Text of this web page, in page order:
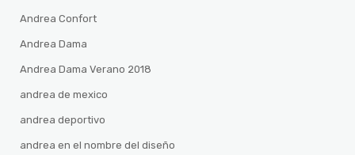
Andrea Confort
Andrea Dama
Andrea Dama Verano 2018
andrea de mexico
andrea deportivo
andrea en el nombre del diseño